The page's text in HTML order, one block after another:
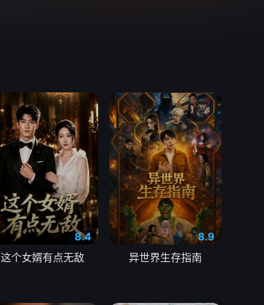
8.4
这个女婿有点无敌
8.9
异世界生存指南